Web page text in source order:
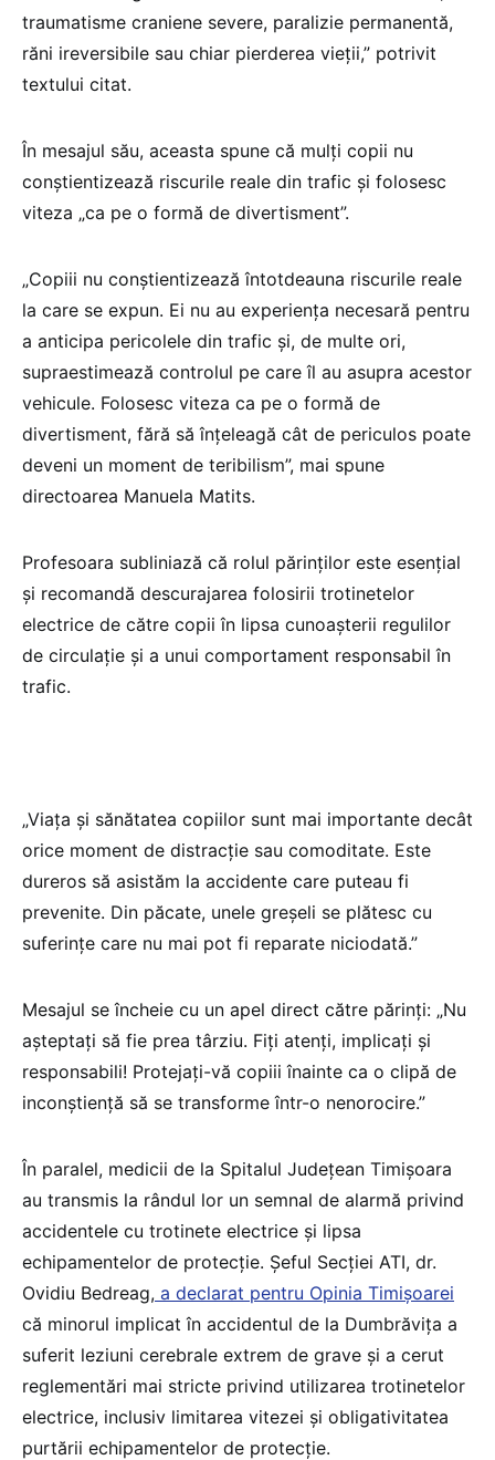
traumatisme craniene severe, paralizie permanentă,
răni ireversibile sau chiar pierderea vieții,” potrivit
textului citat.
În mesajul său, aceasta spune că mulți copii nu
conștientizează riscurile reale din trafic și folosesc
viteza „ca pe o formă de divertisment”.
„Copiii nu conștientizează întotdeauna riscurile reale
la care se expun. Ei nu au experiența necesară pentru
a anticipa pericolele din trafic și, de multe ori,
supraestimează controlul pe care îl au asupra acestor
vehicule. Folosesc viteza ca pe o formă de
divertisment, fără să înțeleagă cât de periculos poate
deveni un moment de teribilism”, mai spune
directoarea Manuela Matits.
Profesoara subliniază că rolul părinților este esențial
și recomandă descurajarea folosirii trotinetelor
electrice de către copii în lipsa cunoașterii regulilor
de circulație și a unui comportament responsabil în
trafic.
„Viața și sănătatea copiilor sunt mai importante decât
orice moment de distracție sau comoditate. Este
dureros să asistăm la accidente care puteau fi
prevenite. Din păcate, unele greșeli se plătesc cu
suferințe care nu mai pot fi reparate niciodată.”
Mesajul se încheie cu un apel direct către părinți: „Nu
așteptați să fie prea târziu. Fiți atenți, implicați și
responsabili! Protejați-vă copiii înainte ca o clipă de
inconștiență să se transforme într-o nenorocire.”
În paralel, medicii de la Spitalul Județean Timișoara
au transmis la rândul lor un semnal de alarmă privind
accidentele cu trotinete electrice și lipsa
echipamentelor de protecție. Șeful Secției ATI, dr.
Ovidiu Bedreag, a declarat pentru Opinia Timișoarei
că minorul implicat în accidentul de la Dumbrăvița a
suferit leziuni cerebrale extrem de grave și a cerut
reglementări mai stricte privind utilizarea trotinetelor
electrice, inclusiv limitarea vitezei și obligativitatea
purtării echipamentelor de protecție.